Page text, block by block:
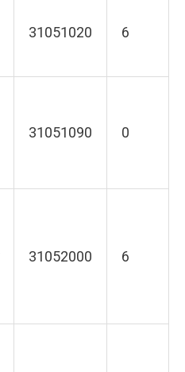
31051020 6
31051090 0
31052000 6